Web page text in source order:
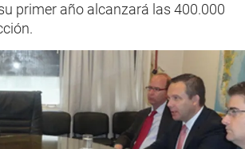
primer año alcanzará las 400.000